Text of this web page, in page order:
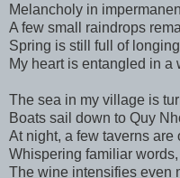
Melancholy in
A few small raindrops
Spring is still full of
My heart is entangled in a
The sea in my village is
Boats sail down to Quy
At night, a few taverns are
Whispering familiar words,
The wine intensifies even